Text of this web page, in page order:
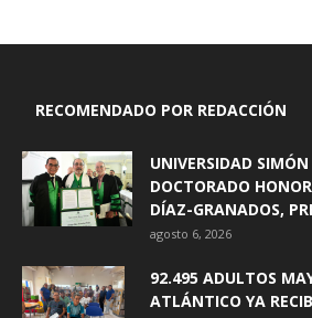
RECOMENDADO POR REDACCIÓN
UNIVERSIDAD
DOCTORADO
DÍAZ-GRANADOS,
agosto 6, 2026
92.495 ADULTOS
ATLÁNTICO YA